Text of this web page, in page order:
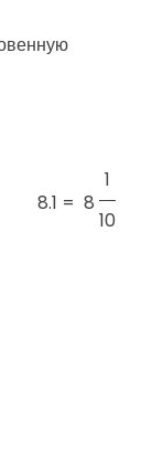
8.1 = 8
1
10